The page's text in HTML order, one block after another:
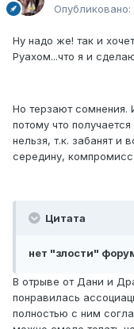
Опубликовано:
Ну надо же! так и
Руахом...что я и
Но терзают сомнения.
потому что
нельзя, т.к. забанят и
середину,
Цитата
нет "злости"
В отрыве от Дани и
понравилась
полностью с ним